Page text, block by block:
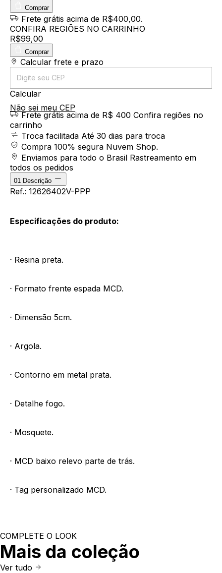
Comprar
Frete grátis acima de R$400,00.
CONFIRA REGIÕES NO CARRINHO
R$99,00
Comprar
Entregas para o CEP:
Calcular frete e prazo
Calcular
Não sei meu CEP
Frete grátis acima de R$ 400 Confira regiões no
carrinho
Troca facilitada Até 30 dias para troca
Compra 100% segura Nuvem Shop.
Enviamos para todo o Brasil Rastreamento em
todos os pedidos
01 Descrição
Ref.: 12626402V-PPP
Especificações do produto:
· Resina preta.
· Formato frente espada MCD.
· Dimensão 5cm.
· Argola.
· Contorno em metal prata.
· Detalhe fogo.
· Mosquete.
· MCD baixo relevo parte de trás.
· Tag personalizado MCD.
COMPLETE O LOOK
Mais da coleção
Ver tudo